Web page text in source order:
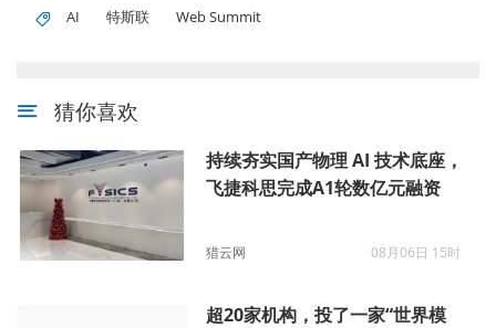
AI 特斯联 Web Summit
猜你喜欢
持续夯实国产物理 AI 技术底座，
飞捷科思完成A1轮数亿元融资
猎云网 08月06日 15时
超20家机构，投了一家“世界模